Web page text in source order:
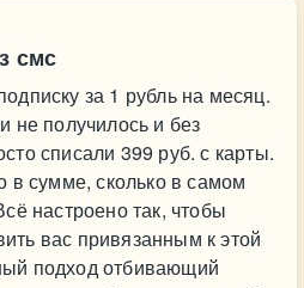
смс
за 1 рубль на месяц.
не получилось и без
списали 399 руб. с карты.
в сумме, сколько в самом
настроено так, чтобы
вас привязанным к этой
подход отбивающий